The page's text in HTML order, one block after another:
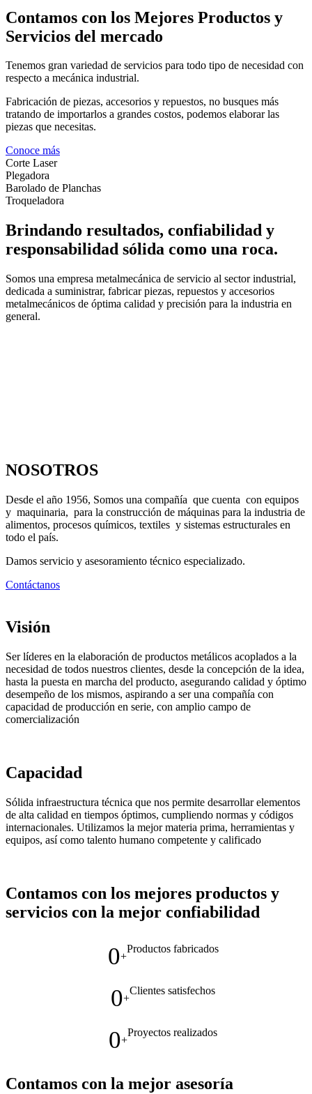
Contamos con los Mejores Productos y
Servicios del mercado
Tenemos gran variedad de servicios para todo tipo de necesidad con
respecto a mecánica industrial.
Fabricación de piezas, accesorios y repuestos, no busques más
tratando de importarlos a grandes costos, podemos elaborar las
piezas que necesitas.
Conoce más
Corte Laser
Plegadora
Barolado de Planchas
Troqueladora
Brindando resultados, confiabilidad y
responsabilidad sólida como una roca.
Somos una empresa metalmecánica de servicio al sector industrial,
dedicada a suministrar, fabricar piezas, repuestos y accesorios
metalmecánicos de óptima calidad y precisión para la industria en
general.
NOSOTROS
Desde el año 1956, Somos una compañía que cuenta con equipos
y maquinaria, para la construcción de máquinas para la industria de
alimentos, procesos químicos, textiles y sistemas estructurales en
todo el país.
Damos servicio y asesoramiento técnico especializado.
Contáctanos
Visión
Ser líderes en la elaboración de productos metálicos acoplados a la
necesidad de todos nuestros clientes, desde la concepción de la idea,
hasta la puesta en marcha del producto, asegurando calidad y óptimo
desempeño de los mismos, aspirando a ser una compañía con
capacidad de producción en serie, con amplio campo de
comercialización
Capacidad
Sólida infraestructura técnica que nos permite desarrollar elementos
de alta calidad en tiempos óptimos, cumpliendo normas y códigos
internacionales. Utilizamos la mejor materia prima, herramientas y
equipos, así como talento humano competente y calificado
Contamos con los mejores productos y
servicios con la mejor confiabilidad
0+
Productos fabricados
0+
Clientes satisfechos
0+
Proyectos realizados
Contamos con la mejor asesoría